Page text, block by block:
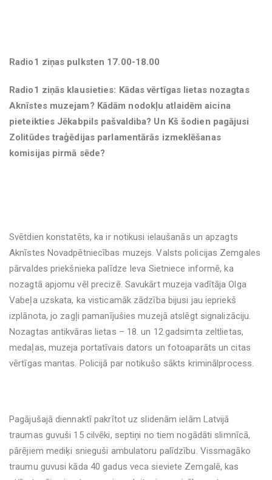
Radio1 ziņas pulksten 17.00-18.00
Radio1 ziņās klausieties: Kādas vērtīgas lietas nozagtas
Aknīstes muzejam? Kādām nodokļu atlaidēm aicina
pieteikties Jēkabpils pašvaldiba? Un Kš šodien pagājusi
Zolitūdes traģēdijas parlamentārās izmeklēšanas
komisijas pirmā sēde?
Svētdien konstatēts, ka ir notikusi ielaušanās un apzagts
Aknīstes Novadpētniecības muzejs. Valsts policijas Zemgales
pārvaldes priekšnieka palīdze Ieva Sietniece informē, ka
nozagtā apjomu vēl precizē. Savukārt muzeja vadītāja Olga
Vabeļa uzskata, ka visticamāk zādzība bijusi jau iepriekš
izplānota, jo zagļi pamanījušies muzejā atslēgt signalizāciju.
Nozagtas antikvāras lietas – 18. un 12.gadsimta zeltlietas,
medaļas, muzeja portatīvais dators un fotoaparāts un citas
vērtīgas mantas. Policijā par notikušo sākts kriminālprocess.
Pagājušajā diennaktī pakrītot uz slidenām ielām Latvijā
traumas guvuši 15 cilvēki, septiņi no tiem nogādāti slimnīcā,
pārējiem mediķi snieguši ambulatoru palīdzību. Vissmagāko
traumu guvusi kāda 40 gadus veca sieviete Zemgalē, kas